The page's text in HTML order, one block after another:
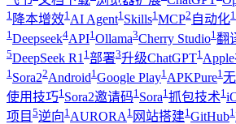
1 降本增效1 AI Agent1 Skills1 MCP2 自动化1
1 Deepseek4API1 Ollama3Cherry Studio1 翻
5DeepSeek R1 1 部署3升级ChatGPT1
1 Sora22Android1 Google Play1 APKPure1
使用技巧1 Sora2邀请码1 Sora1 抓包技术1
项目 5逆向1 AURORA 1 网站搭建1 GitHub1